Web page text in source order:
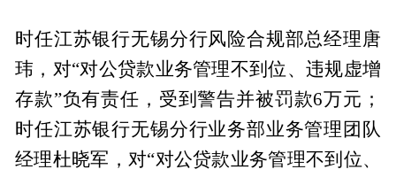
时任江苏银行无锡分行风险合规部总经理唐
玮，对“对公贷款业务管理不到位、违规虚增
存款”负有责任，受到警告并被罚款6万元；
时任江苏银行无锡分行业务部业务管理团队
经理杜晓军，对“对公贷款业务管理不到位、